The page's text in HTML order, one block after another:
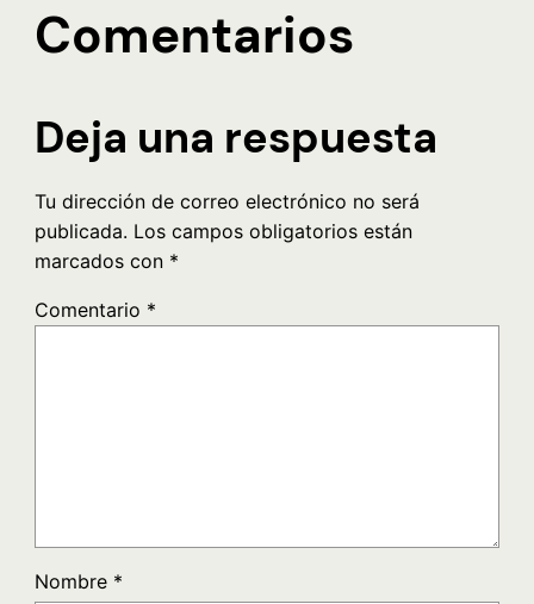
Comentarios
Deja una respuesta
Tu dirección de correo electrónico no será
publicada. Los campos obligatorios están
marcados con *
Comentario *
Nombre *